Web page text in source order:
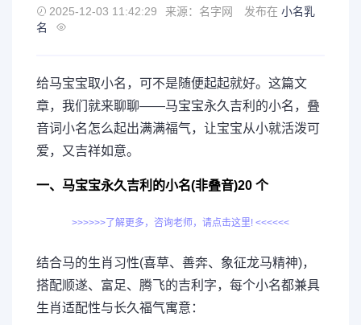
2025-12-03 11:42:29 来源：名字网 发布在 小名乳
名
给马宝宝取小名，可不是随便起起就好。这篇文
章，我们就来聊聊——马宝宝永久吉利的小名，叠
音词小名怎么起出满满福气，让宝宝从小就活泼可
爱，又吉祥如意。
一、马宝宝永久吉利的小名(非叠音)20 个
>>>>>>了解更多，咨询老师，请点击这里! <<<<<<
结合马的生肖习性(喜草、善奔、象征龙马精神)，
搭配顺遂、富足、腾飞的吉利字，每个小名都兼具
生肖适配性与长久福气寓意：